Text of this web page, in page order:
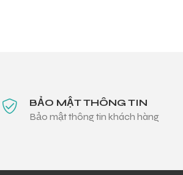
BẢO MẬT THÔNG TIN
Bảo mật thông tin khách hàng